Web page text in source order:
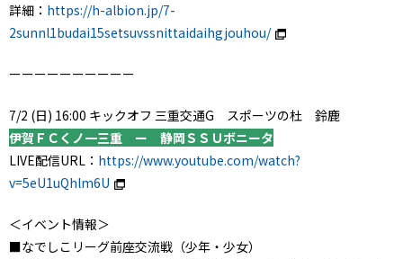
詳細： https://h-albion.jp/7-
2sunnl1budai15setsuvssnittaidaihgjouhou/
ーーーーーーーーーー
7/2 (日) 16:00 キックオフ 三重交通G スポーツの杜 鈴鹿
伊賀ＦＣくノ一三重 ー 静岡ＳＳＵボニータ
LIVE配信URL： https://www.youtube.com/watch?
v=5eU1uQhlm6U
＜イベント情報＞
■なでしこリーグ前座交流戦（少年・少女）